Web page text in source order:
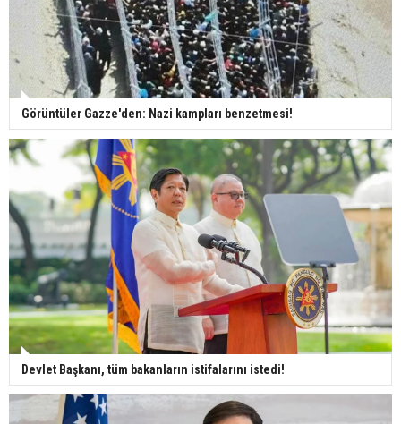
Görüntüler Gazze'den: Nazi kampları benzetmesi!
Devlet Başkanı, tüm bakanların istifalarını istedi!